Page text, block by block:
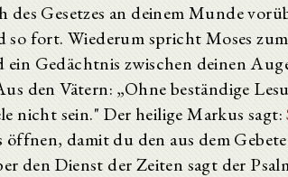
des Gesetzes an deinem Munde
fort. Wiederum spricht Moses
Gedächtnis zwischen deinen
den Vätern: „Ohne beständige
nicht sein." Der heilige Markus sagt:
öffnen, damit du den aus dem
den Dienst der Zeiten sagt der